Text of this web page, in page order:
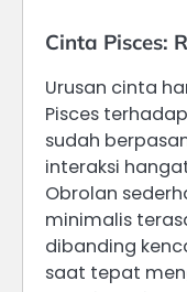
Cinta Pisces:
Urusan cinta
Pisces
sudah
interaksi
Obrolan
minimalis
dibanding
saat tepat